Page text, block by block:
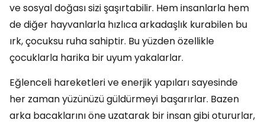
ve sosyal doğası sizi şaşırtabilir. Hem insanlarla hem
de diğer hayvanlarla hızlıca arkadaşlık kurabilen bu
ırk, çocuksu ruha sahiptir. Bu yüzden özellikle
çocuklarla harika bir uyum yakalarlar.
Eğlenceli hareketleri ve enerjik yapıları sayesinde
her zaman yüzünüzü güldürmeyi başarırlar. Bazen
arka bacaklarını öne uzatarak bir insan gibi otururlar,